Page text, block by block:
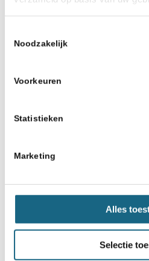
Noodzakelijk
Voorkeuren
Statistieken
Marketing
Alles
Selectie